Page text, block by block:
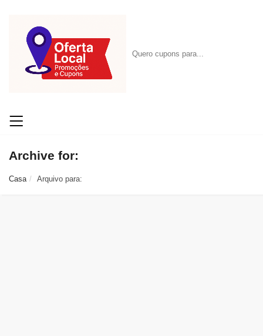
Archive for:
Casa Arquivo para: